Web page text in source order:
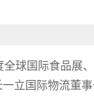
球国际食品展
立国际物流董